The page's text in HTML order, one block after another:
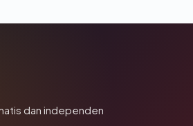
dan independen